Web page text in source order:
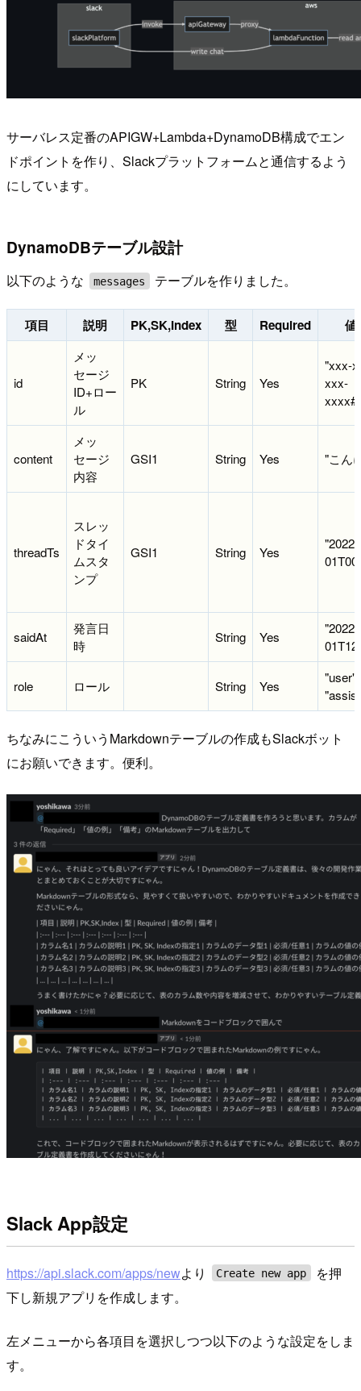
サーバレス定番のAPIGW+Lambda+DynamoDB構成でエン
ドポイントを作り、Slackプラットフォームと通信するよう
にしています。
DynamoDBテーブル設計
以下のような messages テーブルを作りました。
項目 説明 PK,SK,Index 型 Required 値
id
メッ
セージ
ID+ロー
ル
PK String Yes
"xxx-
xxx-
content
メッ
セージ
内容
GSI1 String Yes "こん
threadTs
スレッ
ドタイ
ムスタ
ンプ
GSI1 String Yes
saidAt
発言日
時
String Yes
role ロール String Yes
"user"
ちなみにこういうMarkdownテーブルの作成もSlackボット
にお願いできます。便利。
Slack App設定
https://api.slack.com/apps/newより Create new app
を押
下し新規アプリを作成します。
左メニューから各項目を選択しつつ以下のような設定をしま
す。